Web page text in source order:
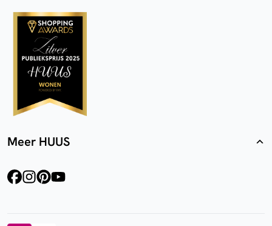
Meer HUUS
facebookinstagram
pinterest
youtube